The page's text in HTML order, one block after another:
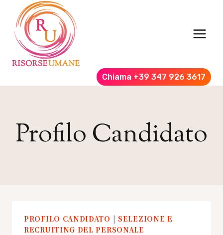
Salta
contenuto
Chiama +39 347 926 3617
Profilo Candidato
PROFILO CANDIDATO | SELEZIONE E
RECRUITING DEL PERSONALE